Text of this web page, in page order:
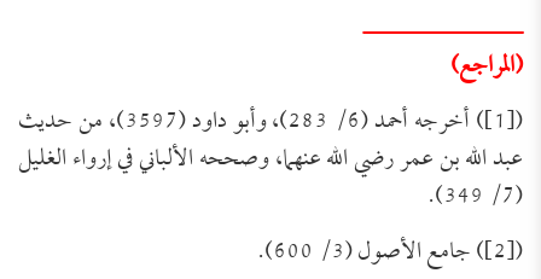
ــــــــــــــــــــــ
(المراجع)
([1]) أخرجه أحمد (6/ 283)، وأبو داود (3597)، من حديث
عبد الله بن عمر رضي الله عنهما، وصححه الألباني في إرواء الغليل
(7/ 349).
([2]) جامع الأصول (3/ 600).